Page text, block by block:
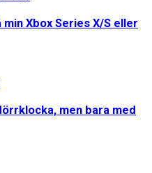
Xbox Series X/S eller
men bara med